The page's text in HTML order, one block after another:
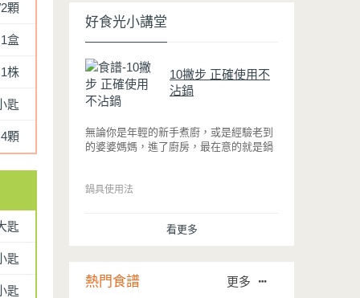
顆
1盒
1株
匙
4顆
匙
匙
匙
好食光小講堂
10撇步 正確使用不
沾鍋
無論你是年輕的新手煮廚，或是經驗老到
的婆婆媽媽，進了廚房，最在意的就是鍋
的問題後，就深受普羅大眾的喜愛，而鍋
金鑽不沾系列的鍋具，更年年穩居銷售排
您！
鍋具使用法
看更多
熱門食譜 更多